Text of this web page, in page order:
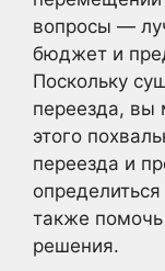
вопросы —
бюджет и
Поскольку
переезда, вы
этого
переезда и
также
решения.